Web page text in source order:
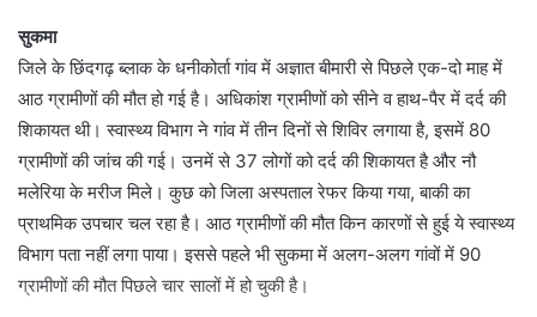
a
n
e
m
a
सुकमा
जिले के छिंदगढ़ ब्लाक के धनीकोर्ता गांव में अज्ञात बीमारी से पिछले एक-दो माह में
आठ ग्रामीणों की मौत हो गई है। अधिकांश ग्रामीणों को सीने व हाथ-पैर में दर्द की
शिकायत थी। स्वास्थ्य विभाग ने गांव में तीन दिनों से शिविर लगाया है, इसमें 80
ग्रामीणों की जांच की गई। उनमें से 37 लोगों को दर्द की शिकायत है और नौ
मलेरिया के मरीज मिले। कुछ को जिला अस्पताल रेफर किया गया, बाकी का
प्राथमिक उपचार चल रहा है। आठ ग्रामीणों की मौत किन कारणों से हुई ये स्वास्थ्य
विभाग पता नहीं लगा पाया। इससे पहले भी सुकमा में अलग-अलग गांवों में 90
ग्रामीणों की मौत पिछले चार सालों में हो चुकी है।